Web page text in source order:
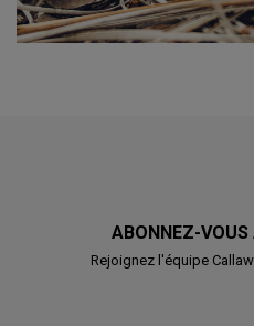
ABONNEZ-VOUS
Rejoignez l'équipe